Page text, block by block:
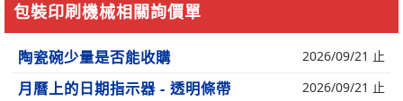
包裝印刷機械相關詢價單
陶瓷碗少量是否能收購 2026/09/21 止
月曆上的日期指示器 - 透明條帶 2026/09/21 止